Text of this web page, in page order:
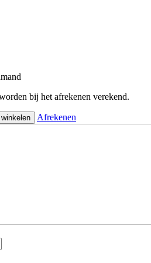
bij het afrekenen verekend.
Afrekenen